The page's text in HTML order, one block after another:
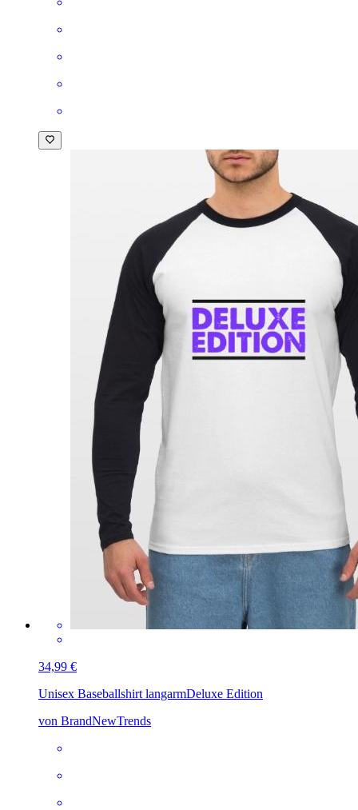
34,99 €
Unisex Baseballshirt langarmDeluxe Edition
von BrandNewTrends